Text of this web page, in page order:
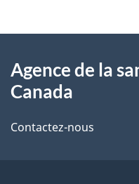
i
s
propos
ce
Agence de la
Canada
Contactez-nous